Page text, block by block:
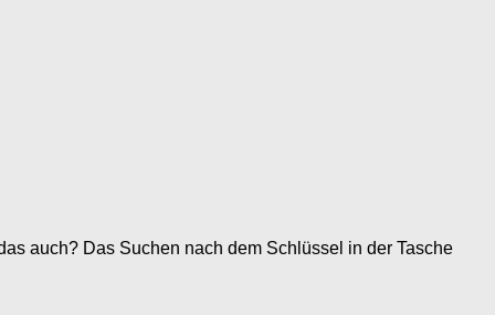
auch? Das Suchen nach dem Schlüssel in der Tasche